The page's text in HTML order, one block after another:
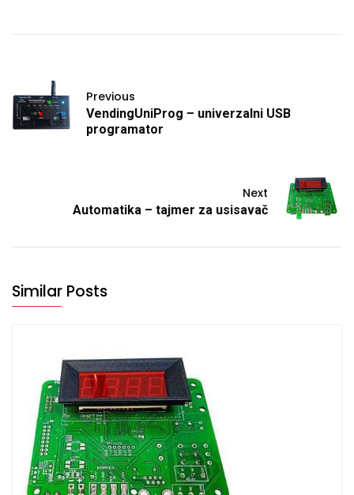
Previous
VendingUniProg – univerzalni USB
programator
Next
Automatika – tajmer za usisavač
Similar Posts